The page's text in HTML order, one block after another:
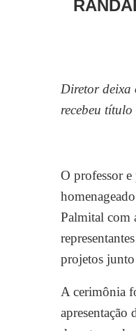
Diretor deixa
recebeu
O professor
Palmital com
projetos
A cerimônia
apresentação